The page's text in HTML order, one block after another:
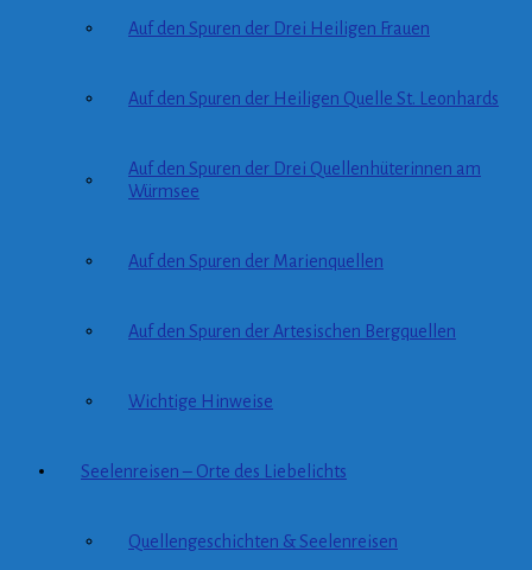
Auf den Spuren der Drei Heiligen Frauen
Auf den Spuren der Heiligen Quelle St. Leonhards
Auf den Spuren der Drei Quellenhüterinnen am
Würmsee
Auf den Spuren der Marienquellen
Auf den Spuren der Artesischen Bergquellen
Wichtige Hinweise
Seelenreisen – Orte des Liebelichts
Quellengeschichten & Seelenreisen